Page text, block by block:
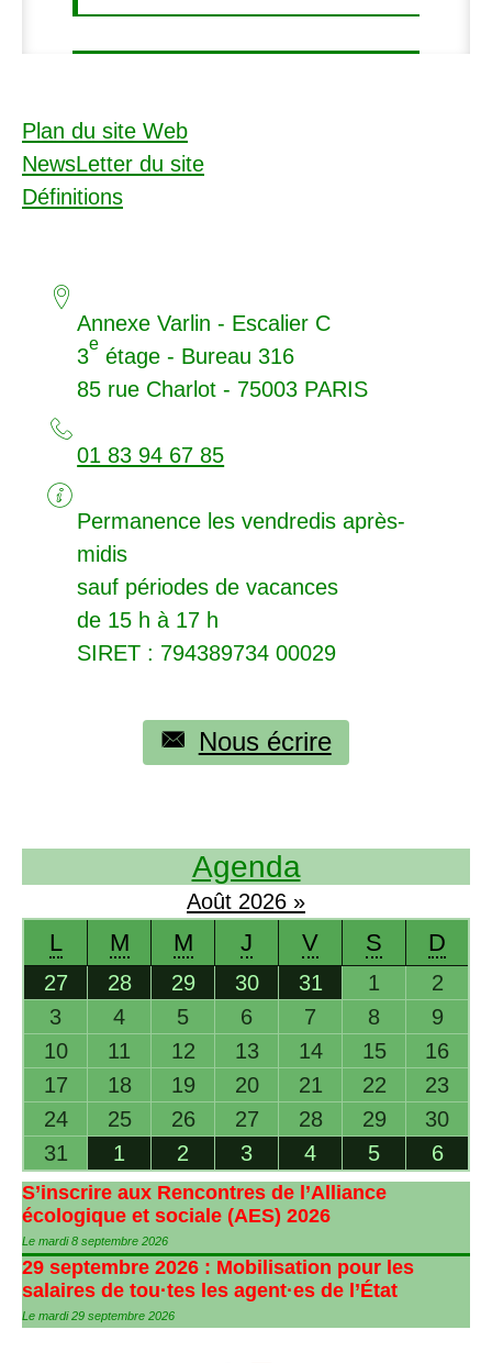
Plan du site Web
NewsLetter du site
Définitions
Annexe Varlin - Escalier C
3
e
étage - Bureau 316
85 rue Charlot - 75003 PARIS
01 83 94 67 85
Permanence les vendredis après-
midis
sauf périodes de vacances
de 15 h à 17 h
SIRET: 794389734 00029
Nous écrire
Agenda
Août 2026 »
L M M J V S D
27 28 29 30 31 1
2
3
4 5 6 7 8
9
10
11 12 13 14 15
16
17
18 19 20 21 22
23
24
25 26 27 28 29
30
31
1 2 3 4 5 6
S’inscrire aux Rencontres de l’Alliance
écologique et sociale (AES) 2026
Le mardi 8 septembre 2026
29 septembre 2026 : Mobilisation pour les
salaires de tou·tes les agent·es de l’État
Le mardi 29 septembre 2026